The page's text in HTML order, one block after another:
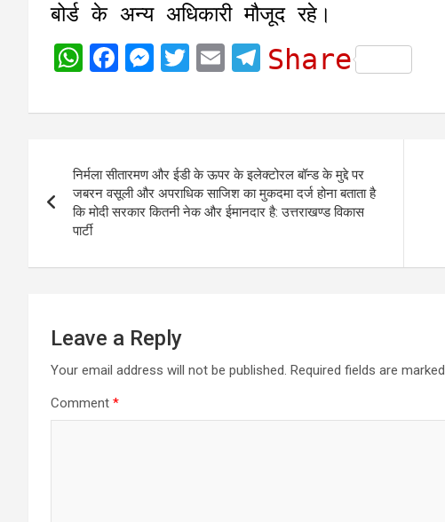
बोर्ड के अन्य अधिकारी मौजूद रहे।
W
a
s
A
p
F
c
b
o
o
M
s
e
n
g
T
i
t
e
r
E
a
l
T
l
g
r
a
Share
navigation
निर्मला सीतारमण और ईडी के ऊपर के इलेक्टोरल बॉन्ड के मुद्दे पर
जबरन वसूली और अपराधिक साजिश का मुकदमा दर्ज होना बताता है
कि मोदी सरकार कितनी नेक और ईमानदार है: उत्तराखण्ड विकास
पार्टी
Leave a Reply
Your email address will not be published. Required fields are marked
Comment *